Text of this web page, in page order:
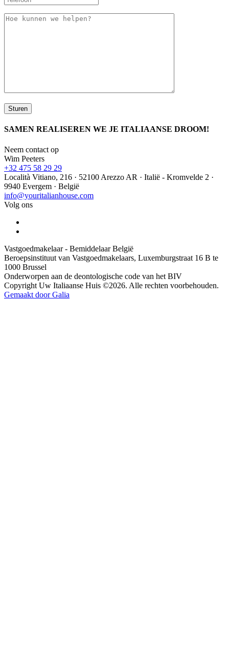
SAMEN REALISEREN WE JE ITALIAANSE DROOM!
Neem contact op
Wim Peeters
+32 475 58 29 29
Località Vitiano, 216 · 52100 Arezzo AR · Italië - Kromvelde 2 ·
9940 Evergem · België
info@youritalianhouse.com
Volg ons
Vastgoedmakelaar - Bemiddelaar België
Beroepsinstituut van Vastgoedmakelaars, Luxemburgstraat 16 B te
1000 Brussel
Onderworpen aan de deontologische code van het BIV
Copyright Uw Italiaanse Huis ©2026. Alle rechten voorbehouden.
Gemaakt door Galia